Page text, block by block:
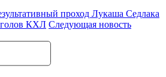
проход Лукаша Седлака
голов КХЛ Следующая новость